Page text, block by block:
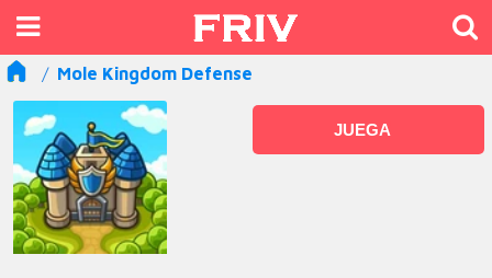
Mole Kingdom Defense
JUEGA